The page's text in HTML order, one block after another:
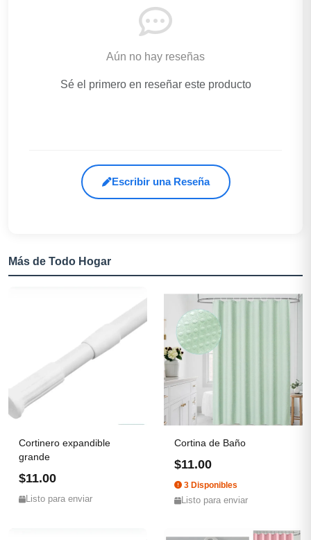
Aún no hay reseñas
Sé el primero en reseñar este producto
Escribir una Reseña
Más de Todo Hogar
Cortinero expandible
grande
$11.00
Listo para enviar
Cortina de Baño
$11.00
3 Disponibles
Listo para enviar